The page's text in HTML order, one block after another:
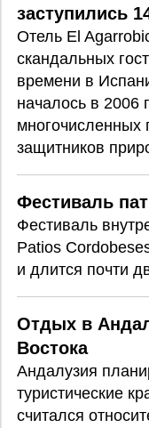
заступились
Отель El
скандальных
времени в
началось в 2006
многочисленных
защитников
Фестиваль
Фестиваль
Patios
и длится почти
Отдых в
Востока
Андалузия
туристические
считался